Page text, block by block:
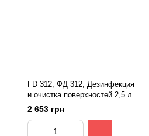
FD 312, ФД 312, Дезинфекция
и очистка поверхностей 2,5 л.
2 653 грн